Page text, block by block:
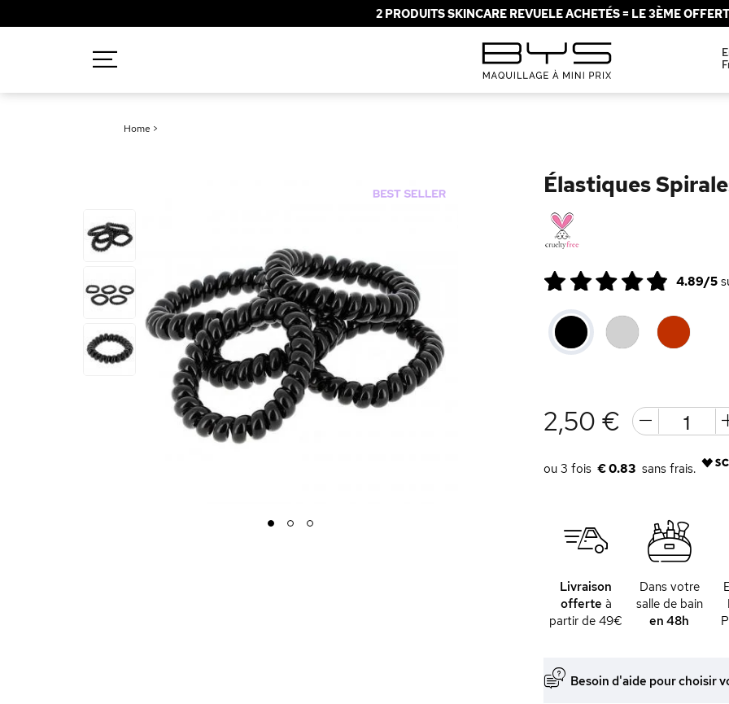
2 PRODUITS SKINCARE REVUELE ACHETÉS = LE 3ÈME
Home >
1 2 3
Élastiques
4.89/5
2,50 €
€ 0.83
Livraison
offerte à
partir de 49€
Dans votre
salle de bain
en 48h
Besoin d'aide pour choisir
Brumes
Blush
Rouge à Lèvres